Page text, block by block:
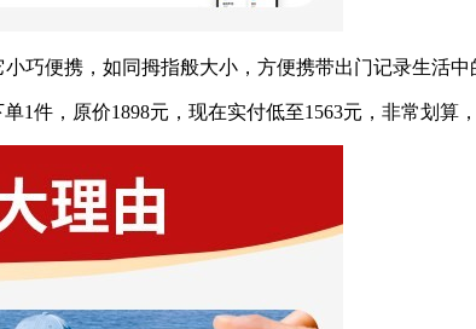
巧便携，如同拇指般大小，方便携带出门记录生活中
1件，原价1898元，现在实付低至1563元，非常划算